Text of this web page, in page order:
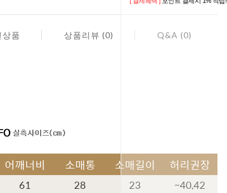
상품 상품리뷰 (0) Q&A (0)
어깨너비 소매통 소매길이 허리권장
61 28 23 ~40,42